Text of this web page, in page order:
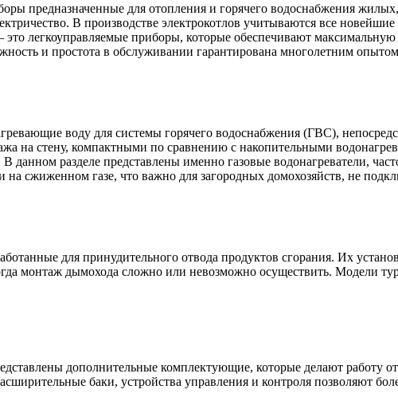
предназначенные для отопления и горячего водоснабжения
В производстве электрокотлов учитываются все
легкоуправляемые приборы, которые обеспечивают
и простота в обслуживании гарантирована многолетним
воду для системы горячего водоснабжения (ГВС),
на стену, компактными по сравнению с накопительными
данном разделе представлены именно газовые водонагреватели,
на сжиженном газе, что важно для загородных домохозяйств, не
для принудительного отвода продуктов сгорания. Их
монтаж дымохода сложно или невозможно осуществить. Модели
дополнительные комплектующие, которые делают работу
баки, устройства управления и контроля позволяют